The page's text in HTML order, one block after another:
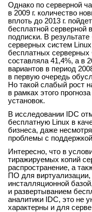
Однако по серверной
в 2009 г. количество
вплоть до 2013 г.
бесплатной серверной
подписки. В
серверных систем
бесплатных серверных
составляла 41,4%, а в
вариантов в период
в первую очередь
Но такой слабый рост
в рамках этого
установок.
В исследовании IDC
бесплатную Linux в
бизнеса, даже
проблемы с
Интересно, что в
тиражируемых копий
распространение, а
ПО для
инсталляционной
и развертыванием
аналитики IDC, это не
характерны и для